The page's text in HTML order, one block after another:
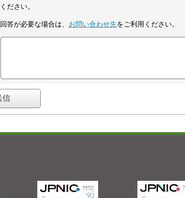
ください。
回答が必要な場合は、 お問い合わせ先をご利用ください。